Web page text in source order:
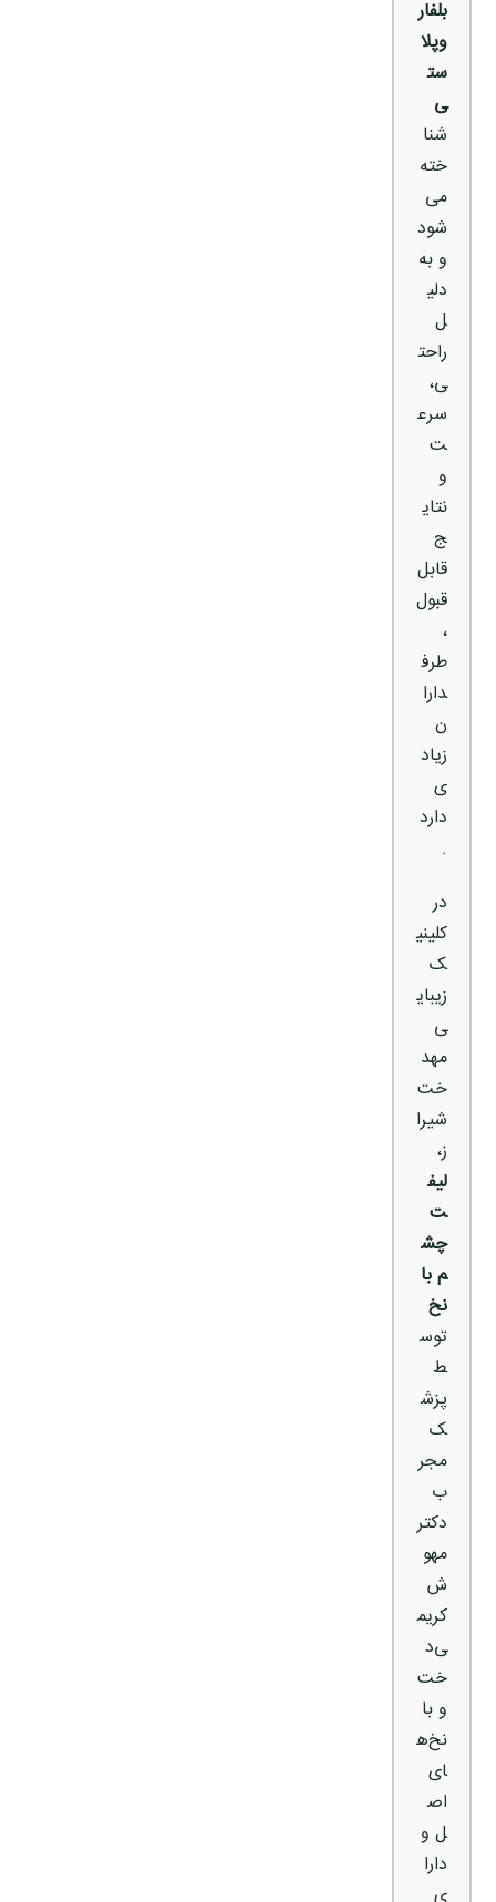
بلفار
وپلا
ست
ی
شنا
خته
می‌
شود
و به
دلی
ل
راحت
ی،
سرع
ت
و
نتای
ج
قابل
قبول
،
طرف
دارا
ن
زیاد
ی
دارد
.
در
کلینی
ک
زیبای
ی
مهد
خت
شیرا
ز،
لیف
ت
چش
م با
نخ
توس
ط
پزش
ک
مجر
ب
دکتر
مهو
ش
کریم
ی‌د
خت
و با
نخ‌ه
ای
اص
ل و
دارا
ی